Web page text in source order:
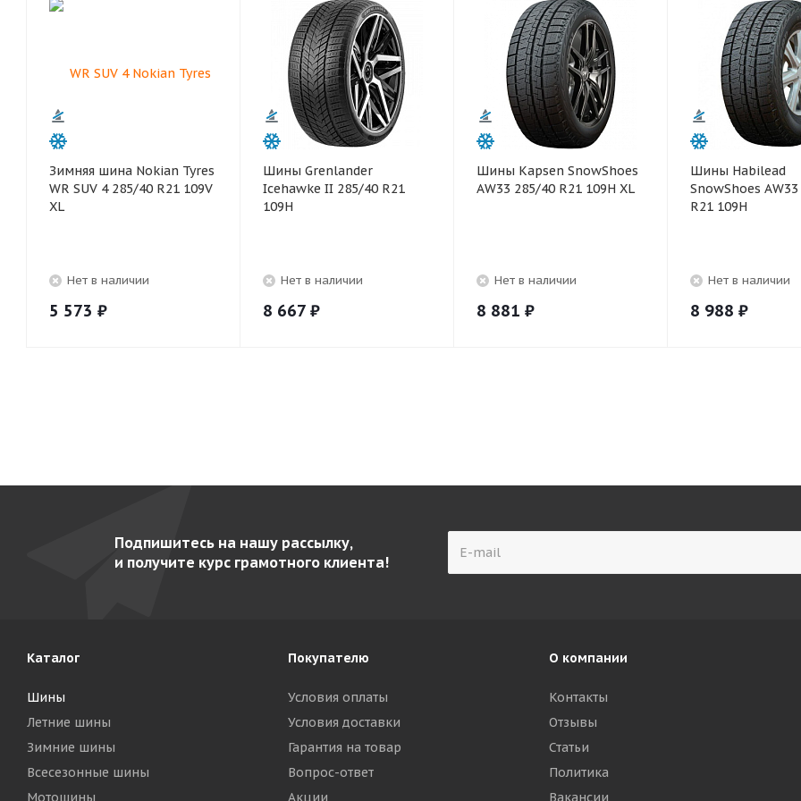
Зимняя шина Nokian Tyres
WR SUV 4 285/40 R21 109V
XL
Нет в наличии
5 573 ₽
Шины Grenlander
Icehawke II 285/40 R21
109H
Нет в наличии
8 667 ₽
Шины Kapsen SnowShoes
AW33 285/40 R21 109H XL
Нет в наличии
8 881 ₽
Шины Habilead
SnowShoes
R21 109H
Нет в наличии
8 988 ₽
Подпишитесь на нашу рассылку,
и получите курс грамотного клиента!
Каталог
Шины
Летние шины
Зимние шины
Всесезонные шины
Мотошины
Покупателю
Условия оплаты
Условия доставки
Гарантия на товар
Вопрос-ответ
Акции
О компании
Контакты
Отзывы
Статьи
Политика
Вакансии